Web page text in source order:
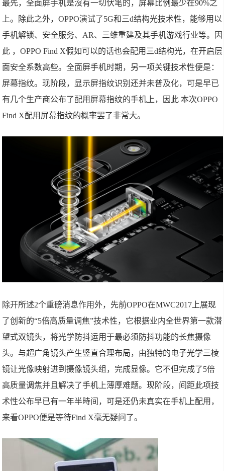
最先，全面屏手机是沒有一切伏笔的，屏幕比例最少在90%之
上。除此之外，OPPO演试了5G和三d结构光技术性，能够用以
手机解锁、安全服务、AR、三维重建及其手机游戏行业等。因
此 ，OPPO Find X假如可以的话也会配用三d结构光，在开启层
面安全系数高些。全面屏手机时期，另一项关键技术性便是：
屏幕指纹。现阶段，显示屏指纹识别还并未普及化，可是早已
有几个生产商公布了配用屏幕指纹的手机上，因此 本次OPPO
Find X配用屏幕指纹的概率罢了非常大。
除开所述2个重磅消息作用外，先前OPPO在MWC2017上展现
了创新的“5倍高质量调焦”技术性，它根据业内全世界第一款潜
望式双镜头，将光学防抖运用于最必须防抖功能的长焦摄像
头。与超广角镜头产生竖直合理布局，由独特的电子光学三棱
镜让光像映射进到摄像镜头组，完成显像。它不但完成了5倍
高质量调焦并且解决了手机上薄厚难题。现阶段，间距此项技
术性公布早已有一年半時间，可是还仍未真实在手机上配用，
来看OPPO便是等待Find X毫无疑问了。